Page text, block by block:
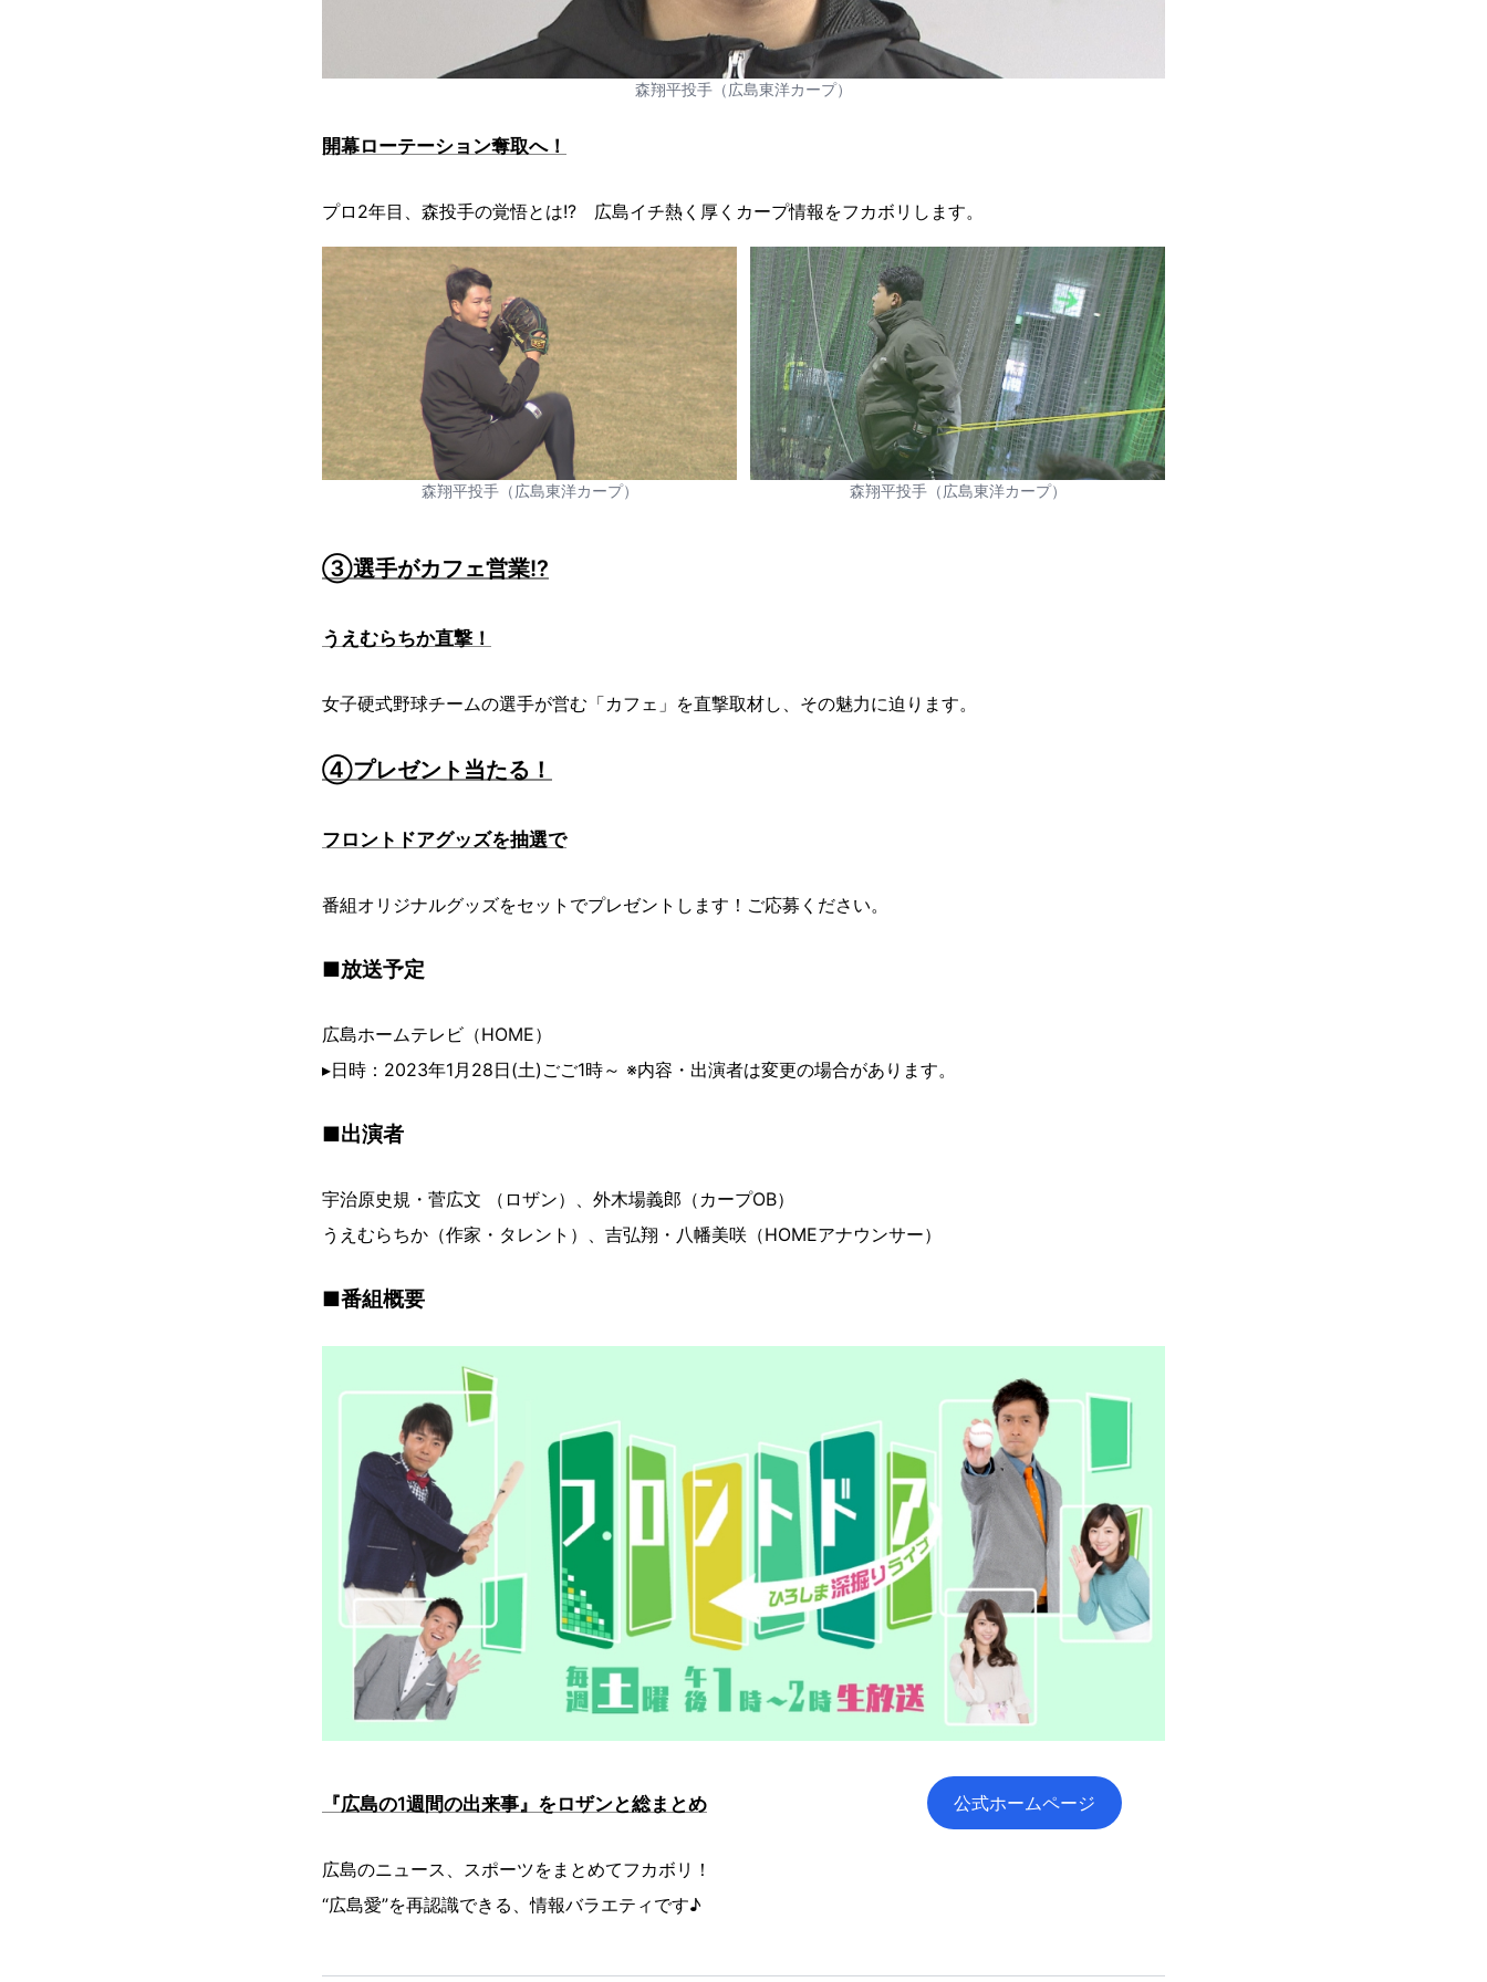
森翔平投手（広島東洋カープ）
開幕ローテーション奪取へ！
プロ2年目、森投手の覚悟とは!? 広島イチ熱く厚くカープ情報をフカボリします。
森翔平投手（広島東洋カープ） 森翔平投手（広島東洋カープ）
③選手がカフェ営業!?
うえむらちか直撃！
女子硬式野球チームの選手が営む「カフェ」を直撃取材し、その魅力に迫ります。
④プレゼント当たる！
フロントドアグッズを抽選で
番組オリジナルグッズをセットでプレゼントします！ご応募ください。
■放送予定
広島ホームテレビ（HOME）
▸日時：2023年1月28日(土)ごご1時～ ※内容・出演者は変更の場合があります。
■出演者
宇治原史規・菅広文 （ロザン）、外木場義郎（カープOB）
うえむらちか（作家・タレント）、吉弘翔・八幡美咲（HOMEアナウンサー）
■番組概要
『広島の1週間の出来事』をロザンと総まとめ
広島のニュース、スポーツをまとめてフカボリ！
“広島愛”を再認識できる、情報バラエティです♪
公式ホームページ